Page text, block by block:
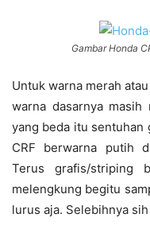
Gambar Honda
Untuk warna merah
warna dasarnya masih
yang beda itu sentuhan
CRF berwarna putih
Terus grafis/striping
melengkung begitu
lurus aja. Selebihnya